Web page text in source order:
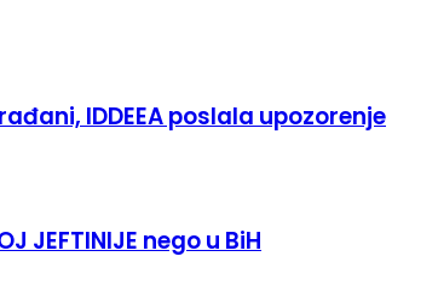
IDDEEA poslala upozorenje
JEFTINIJE nego u BiH